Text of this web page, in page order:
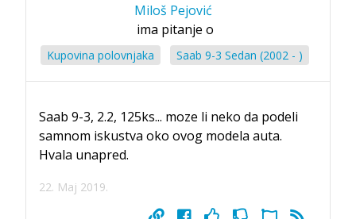
Miloš Pejović
ima pitanje o
Kupovina polovnjaka Saab 9-3 Sedan (2002 - )
Saab 9-3, 2.2, 125ks... moze li neko da podeli
samnom iskustva oko ovog modela auta.
Hvala unapred.
22. Maj 2019.